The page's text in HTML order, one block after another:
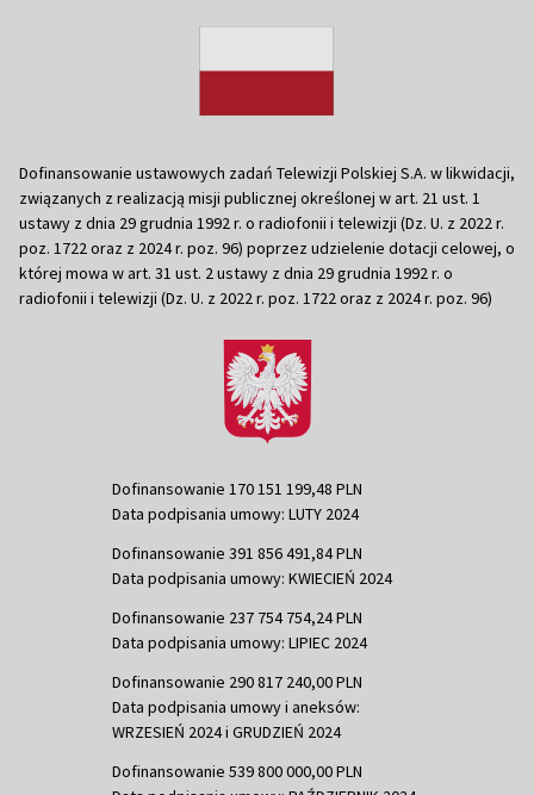
Dofinansowanie ustawowych zadań Telewizji Polskiej S.A. w likwidacji,
związanych z realizacją misji publicznej określonej w art. 21 ust. 1
ustawy z dnia 29 grudnia 1992 r. o radiofonii i telewizji (Dz. U. z 2022 r.
poz. 1722 oraz z 2024 r. poz. 96) poprzez udzielenie dotacji celowej, o
której mowa w art. 31 ust. 2 ustawy z dnia 29 grudnia 1992 r. o
radiofonii i telewizji (Dz. U. z 2022 r. poz. 1722 oraz z 2024 r. poz. 96)
Dofinansowanie 170 151 199,48 PLN
Data podpisania umowy: LUTY 2024
Dofinansowanie 391 856 491,84 PLN
Data podpisania umowy: KWIECIEŃ 2024
Dofinansowanie 237 754 754,24 PLN
Data podpisania umowy: LIPIEC 2024
Dofinansowanie 290 817 240,00 PLN
Data podpisania umowy i aneksów:
WRZESIEŃ 2024 i GRUDZIEŃ 2024
Dofinansowanie 539 800 000,00 PLN